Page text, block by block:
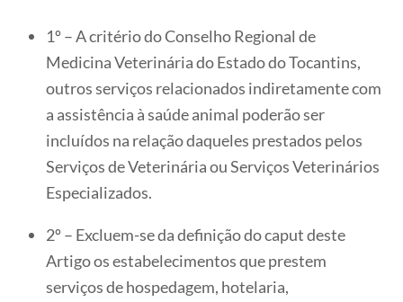
1º – A critério do Conselho Regional de
Medicina Veterinária do Estado do Tocantins,
outros serviços relacionados indiretamente com
a assistência à saúde animal poderão ser
incluídos na relação daqueles prestados pelos
Serviços de Veterinária ou Serviços Veterinários
Especializados.
2º – Excluem-se da definição do caput deste
Artigo os estabelecimentos que prestem
serviços de hospedagem, hotelaria,